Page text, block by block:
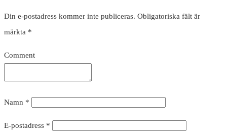
Din e-postadress kommer inte publiceras. Obligatoriska fält är
märkta *
Comment
Namn *
E-postadress *